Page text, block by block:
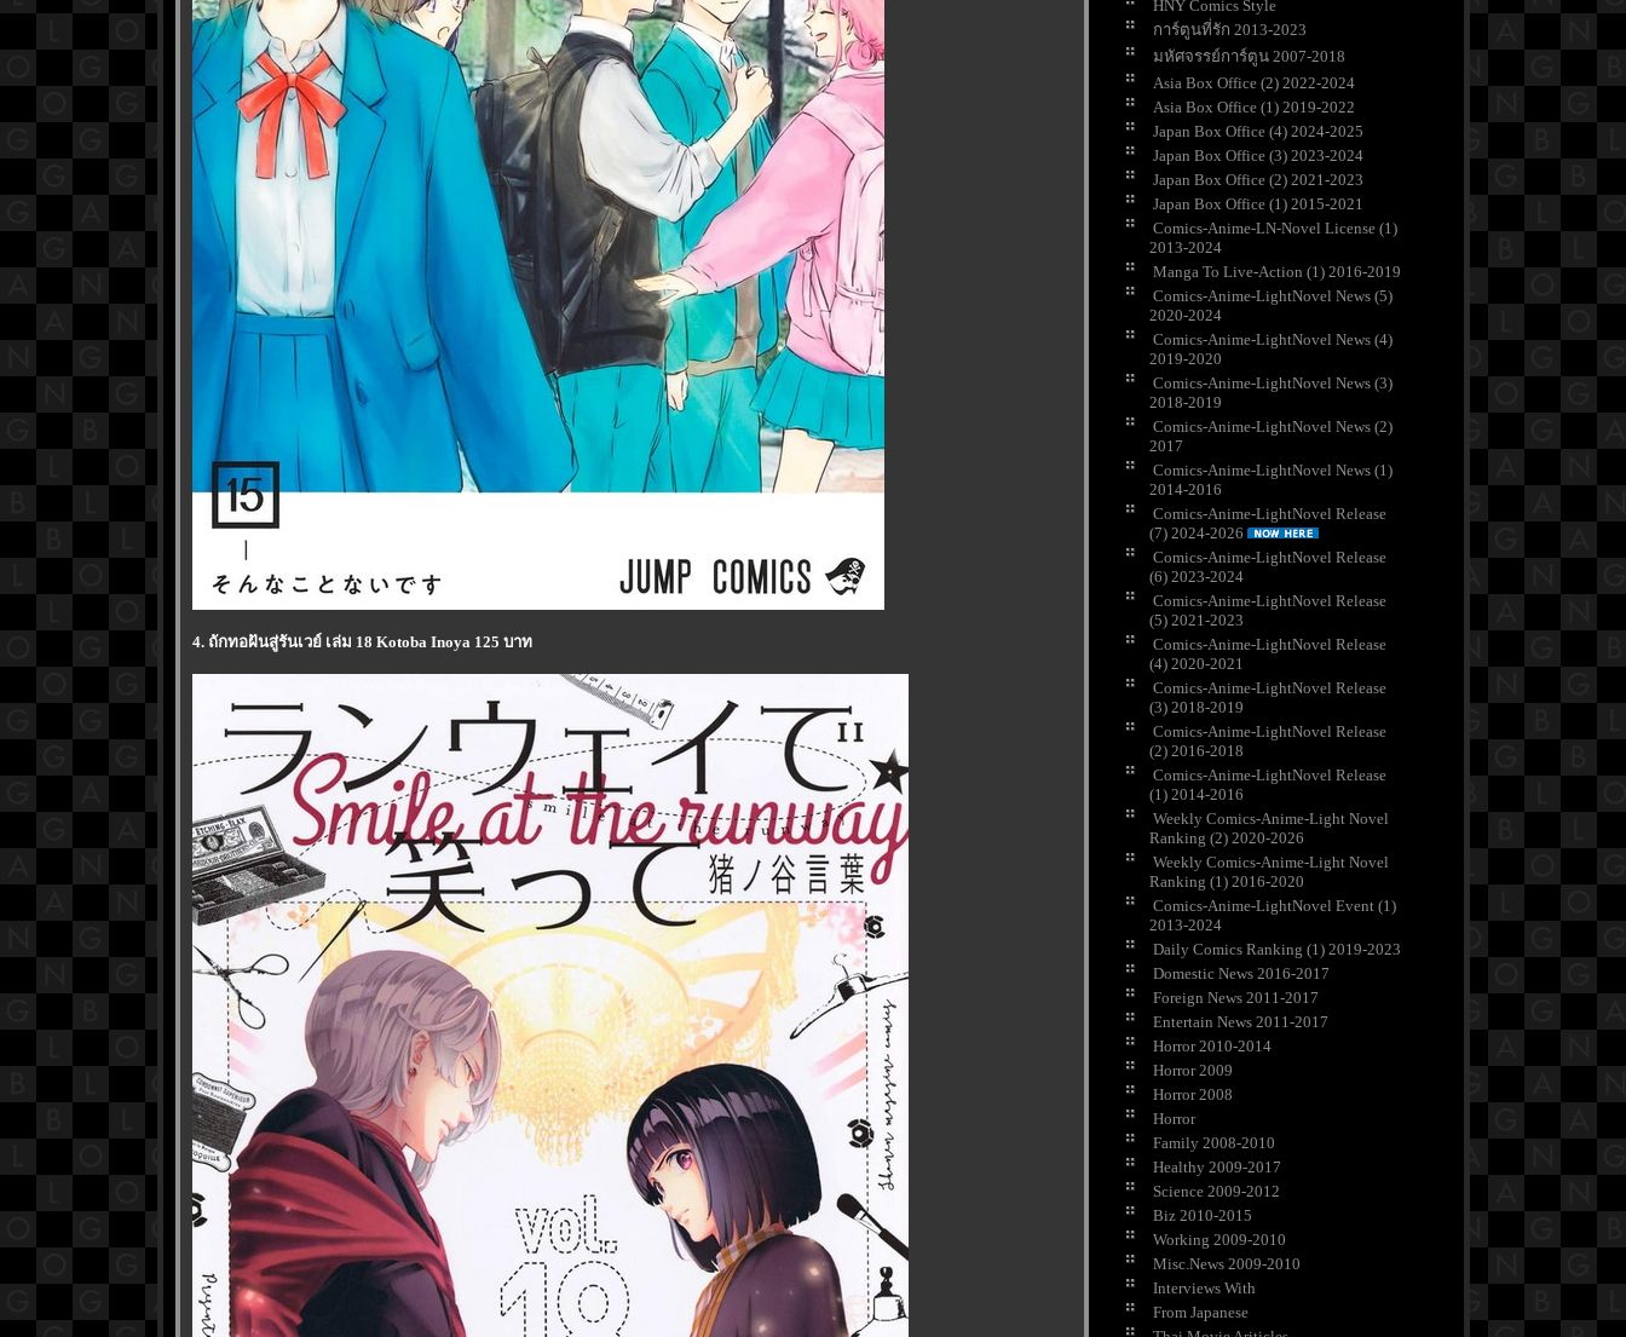
4. ถักทอฝันสู่รันเวย์ เล่ม 18 Kotoba Inoya 125 บาท
HNY Comics Style
การ์ตูนที่รัก 2013-2023
มหัศจรรย์การ์ตูน 2007-2018
Asia Box Office (2) 2022-2024
Asia Box Office (1) 2019-2022
Japan Box Office (4) 2024-2025
Japan Box Office (3) 2023-2024
Japan Box Office (2) 2021-2023
Japan Box Office (1) 2015-2021
Comics-Anime-LN-Novel License (1)
2013-2024
Manga To Live-Action (1) 2016-2019
Comics-Anime-LightNovel News (5)
2020-2024
Comics-Anime-LightNovel News (4)
2019-2020
Comics-Anime-LightNovel News (3)
2018-2019
Comics-Anime-LightNovel News (2)
2017
Comics-Anime-LightNovel News (1)
2014-2016
Comics-Anime-LightNovel Release
(7) 2024-2026
Comics-Anime-LightNovel Release
(6) 2023-2024
Comics-Anime-LightNovel Release
(5) 2021-2023
Comics-Anime-LightNovel Release
(4) 2020-2021
Comics-Anime-LightNovel Release
(3) 2018-2019
Comics-Anime-LightNovel Release
(2) 2016-2018
Comics-Anime-LightNovel Release
(1) 2014-2016
Weekly Comics-Anime-Light Novel
Ranking (2) 2020-2026
Weekly Comics-Anime-Light Novel
Ranking (1) 2016-2020
Comics-Anime-LightNovel Event (1)
2013-2024
Daily Comics Ranking (1) 2019-2023
Domestic News 2016-2017
Foreign News 2011-2017
Entertain News 2011-2017
Horror 2010-2014
Horror 2009
Horror 2008
Horror
Family 2008-2010
Healthy 2009-2017
Science 2009-2012
Biz 2010-2015
Working 2009-2010
Misc.News 2009-2010
Interviews With
From Japanese